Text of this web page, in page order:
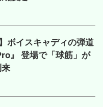
ボイスキャディの弾道
』 登場で「球筋」が